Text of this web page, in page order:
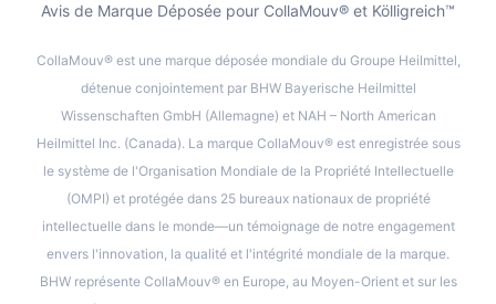
Avis de Marque Déposée pour CollaMouv® et Kölligreich™
CollaMouv® est une marque déposée mondiale du Groupe Heilmittel,
détenue conjointement par BHW Bayerische Heilmittel
Wissenschaften GmbH (Allemagne) et NAH – North American
Heilmittel Inc. (Canada). La marque CollaMouv® est enregistrée sous
le système de l'Organisation Mondiale de la Propriété Intellectuelle
(OMPI) et protégée dans 25 bureaux nationaux de propriété
intellectuelle dans le monde—un témoignage de notre engagement
envers l'innovation, la qualité et l'intégrité mondiale de la marque.
BHW représente CollaMouv® en Europe, au Moyen-Orient et sur les